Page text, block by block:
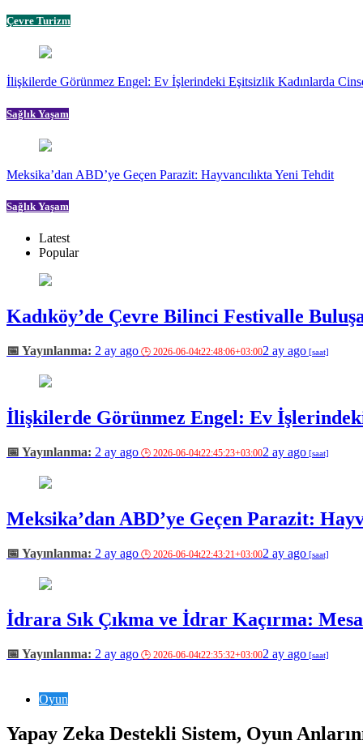
Çevre Turizm
İlişkilerde Görünmez Engel: Ev İşlerindeki Eşitsizlik Kadınlarda
Sağlık Yaşam
Meksika’dan ABD’ye Geçen Parazit: Hayvancılıkta Yeni Tehdit
Sağlık Yaşam
Latest
Popular
Kadıköy’de Çevre Bilinci Festivalle
2 ay ago 2 ay ago
İlişkilerde Görünmez Engel: Ev
2 ay ago 2 ay ago
Meksika’dan ABD’ye Geçen Parazit:
2 ay ago 2 ay ago
İdrara Sık Çıkma ve İdrar Kaçırma:
2 ay ago 2 ay ago
Oyun
Yapay Zeka Destekli Sistem, Oyun